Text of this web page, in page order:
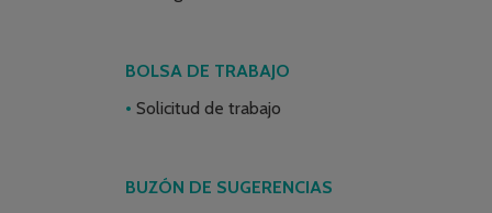
BOLSA DE TRABAJO
Solicitud de trabajo
BUZÓN DE SUGERENCIAS